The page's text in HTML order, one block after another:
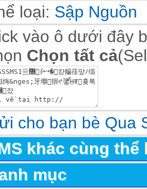
loại: Sập Nguồn
vào ô dưới đây
Chọn tất cả
cho bạn bè Qua
khác cùng thể
mục